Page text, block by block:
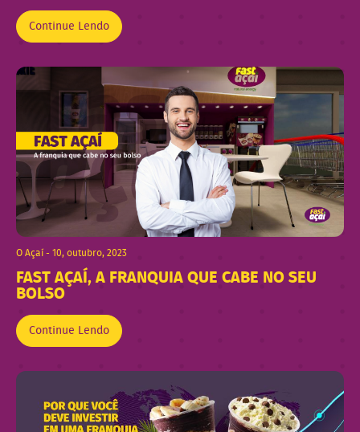
Continue Lendo
O Açaí - 10, outubro, 2023
FAST AÇAÍ, A FRANQUIA QUE CABE NO SEU
BOLSO
Continue Lendo